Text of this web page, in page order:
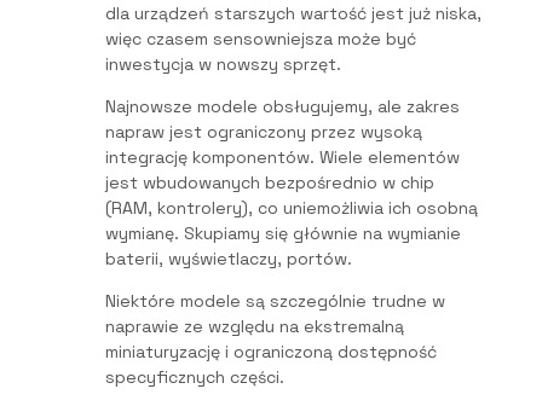
dla urządzeń starszych wartość jest już niska,
więc czasem sensowniejsza może być
inwestycja w nowszy sprzęt.
Najnowsze modele obsługujemy, ale zakres
napraw jest ograniczony przez wysoką
integrację komponentów. Wiele elementów
jest wbudowanych bezpośrednio w chip
(RAM, kontrolery), co uniemożliwia ich osobną
wymianę. Skupiamy się głównie na wymianie
baterii, wyświetlaczy, portów.
Niektóre modele są szczególnie trudne w
naprawie ze względu na ekstremalną
miniaturyzację i ograniczoną dostępność
specyficznych części.